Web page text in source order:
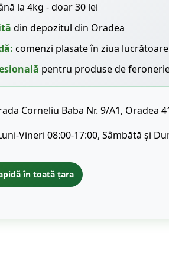
la 4kg - doar 30 lei
din depozitul din Oradea
comenzi plasate în ziua lucrătoare
pentru produse de
Corneliu Baba Nr. 9/A1, Oradea
Vineri 08:00-17:00, Sâmbătă și
în toată țara